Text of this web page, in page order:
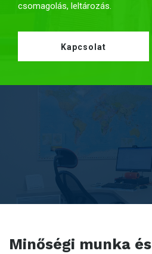
csomagolás, l eltározás.
Kapcsolat
Minőségi munka és